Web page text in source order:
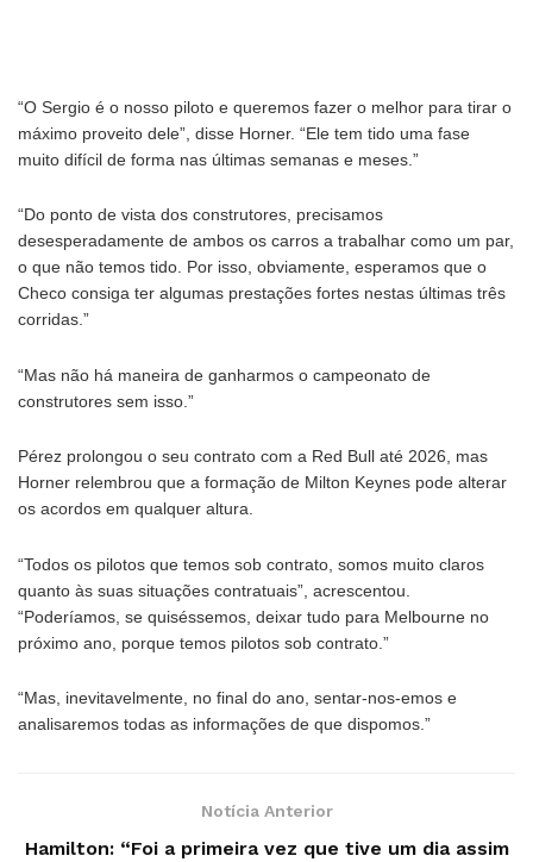
“O Sergio é o nosso piloto e queremos fazer o melhor para tirar o
máximo proveito dele”, disse Horner. “Ele tem tido uma fase
muito difícil de forma nas últimas semanas e meses.”
“Do ponto de vista dos construtores, precisamos
desesperadamente de ambos os carros a trabalhar como um par,
o que não temos tido. Por isso, obviamente, esperamos que o
Checo consiga ter algumas prestações fortes nestas últimas três
corridas.”
“Mas não há maneira de ganharmos o campeonato de
construtores sem isso.”
Pérez prolongou o seu contrato com a Red Bull até 2026, mas
Horner relembrou que a formação de Milton Keynes pode alterar
os acordos em qualquer altura.
“Todos os pilotos que temos sob contrato, somos muito claros
quanto às suas situações contratuais”, acrescentou.
“Poderíamos, se quiséssemos, deixar tudo para Melbourne no
próximo ano, porque temos pilotos sob contrato.”
“Mas, inevitavelmente, no final do ano, sentar-nos-emos e
analisaremos todas as informações de que dispomos.”
Notícia Anterior
Hamilton: “Foi a primeira vez que tive um dia assim